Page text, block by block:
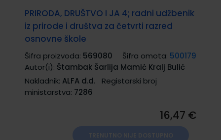
PRIRODA, DRUŠTVO I JA 4; radni udžbenik
iz prirode i društva za četvrti razred
osnovne škole
Šifra proizvoda: 569080 Šifra omota: 500179
Autor(i): Štambak Šarlija Mamić Kralj Bulić
Nakladnik: ALFA d.d.
Registarski broj
ministarstva: 7286
16,47 €